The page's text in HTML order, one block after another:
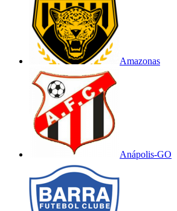
Amazonas
Anápolis-GO